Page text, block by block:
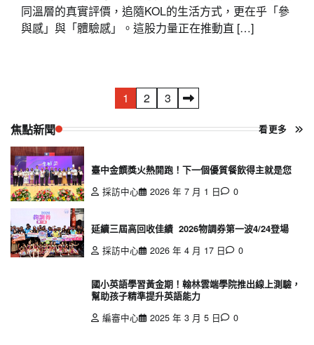
同溫層的真實評價，追隨KOL的生活方式，更在乎「參
與感」與「體驗感」。這股力量正在推動直 […]
章
分
頁
1 2
3
焦點新聞
看更多
臺中金饌獎火熱開跑！下一個優質餐飲得主就是您
採訪中心
2026 年 7 月 1 日 0
延續三屆高回收佳績 2026物調券第一波4/24登場
採訪中心
2026 年 4 月 17 日 0
國小英語學習黃金期！翰林雲端學院推出線上測驗，
幫助孩子精準提升英語能力
編審中心
2025 年 3 月 5 日 0